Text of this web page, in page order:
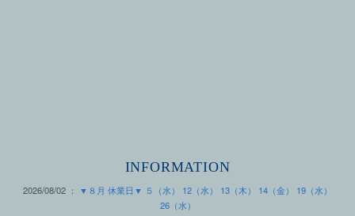
INFORMATION
2026/08/02 ：
▼８月 休業日▼ ５（水） 12（水） 13（木） 14（金） 19（水）
26（水）